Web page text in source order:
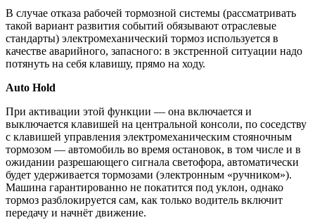
В случае отказа рабочей тормозной системы (рассматривать
такой вариант развития событий обязывают отраслевые
стандарты) электромеханический тормоз используется в
качестве аварийного, запасного: в экстренной ситуации надо
потянуть на себя клавишу, прямо на ходу.
Auto Hold
При активации этой функции — она включается и
выключается клавишей на центральной консоли, по соседству
с клавишей управления электромеханическим стояночным
тормозом — автомобиль во время остановок, в том числе и в
ожидании разрешающего сигнала светофора, автоматически
будет удерживается тормозами (электронным «ручником»).
Машина гарантированно не покатится под уклон, однако
тормоз разблокируется сам, как только водитель включит
передачу и начнёт движение.